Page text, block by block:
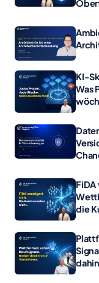
KI-
Was
FiDA
die